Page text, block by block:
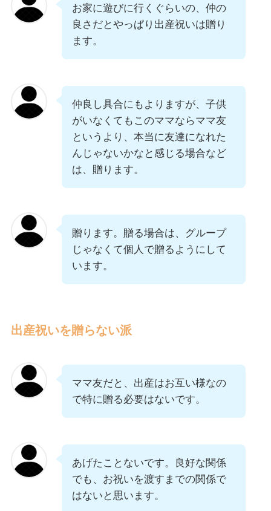
お家に遊びに行くぐらいの、仲の
良さだとやっぱり出産祝いは贈り
ます。
仲良し具合にもよりますが、子供
がいなくてもこのママならママ友
というより、本当に友達になれた
んじゃないかなと感じる場合など
は、贈ります。
贈ります。贈る場合は、グループ
じゃなくて個人で贈るようにして
います。
出産祝いを贈らない派
ママ友だと、出産はお互い様なの
で特に贈る必要はないです。
あげたことないです。良好な関係
でも、お祝いを渡すまでの関係で
はないと思います。